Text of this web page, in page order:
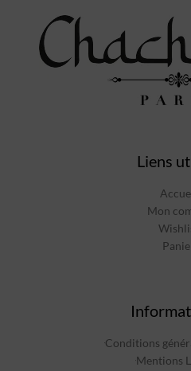
Liens
Mon
Conditions
Mentions